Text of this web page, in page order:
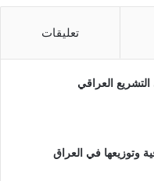
تعليقات
العراقي
وتوزيعها في العراق